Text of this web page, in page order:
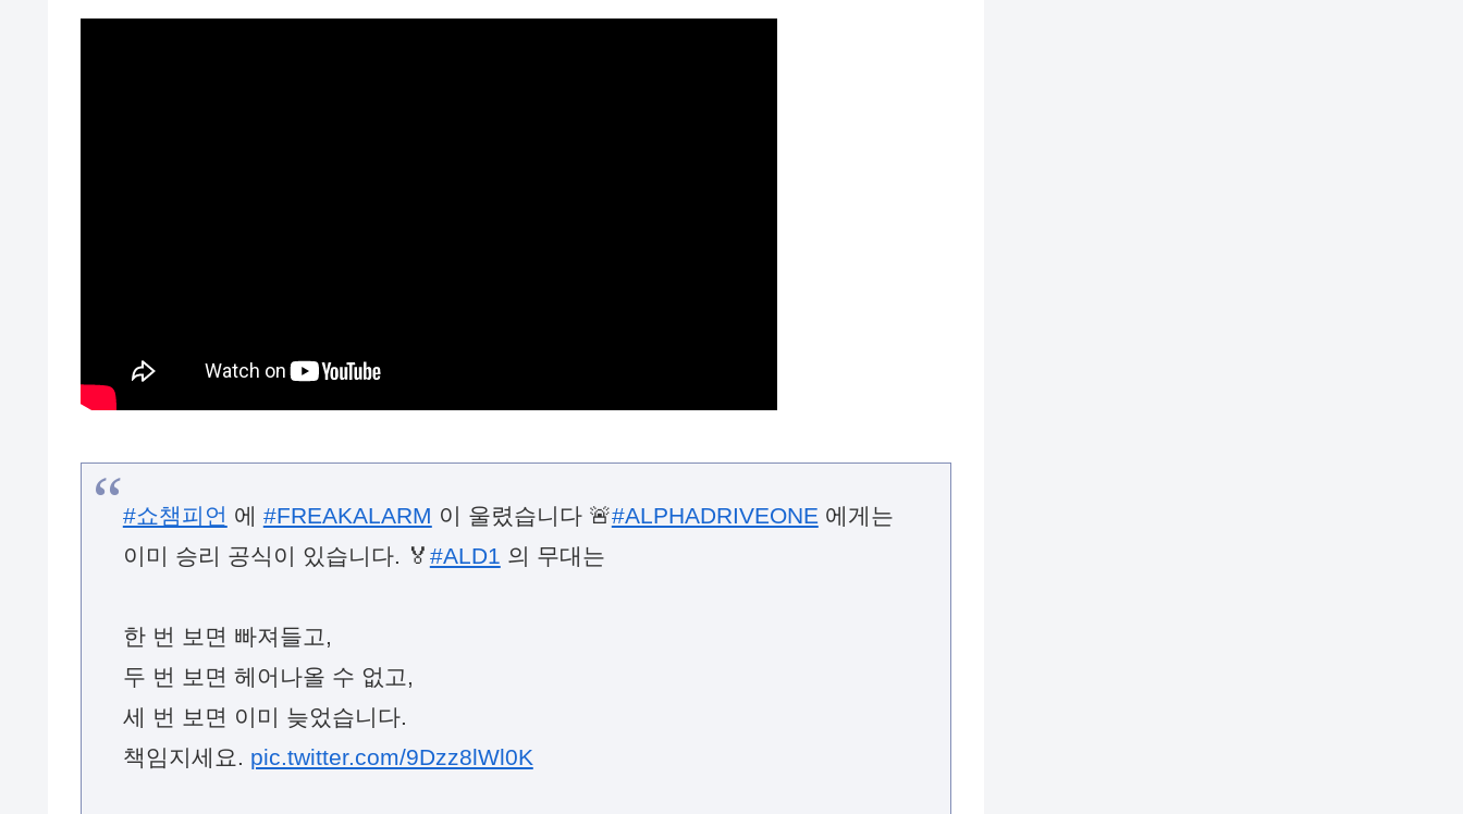
이미 승리 공식이 있습니다. 🏅#ALD1의 무대는
두 번 보면 헤어나올 수 없고,
세 번 보면 이미 늦었습니다.
책임지세요. pic.twitter.com/9Dzz8lWl0K